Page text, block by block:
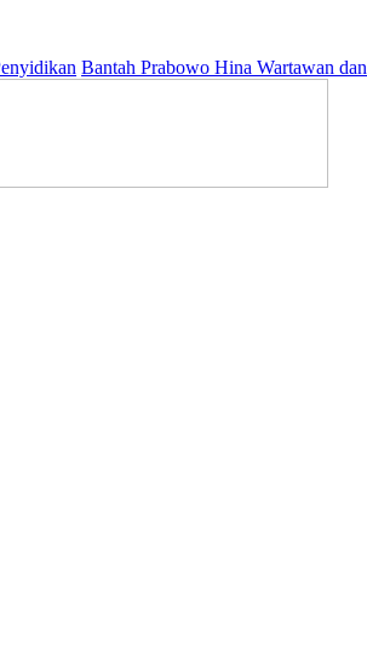
Bantah Prabowo Hina Wartawan dan LSM,